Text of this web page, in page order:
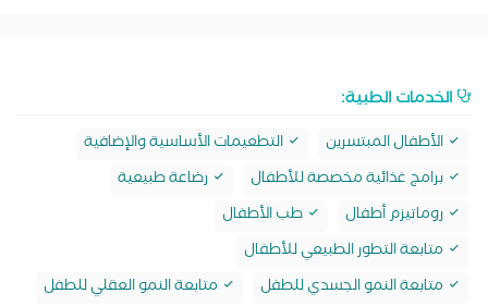
الخدمات الطبية:
الأطفال المبتسرين
التطعيمات الأساسية والإضافية
برامج غذائية مخصصة للأطفال
رضاعة طبيعية
روماتيزم أطفال
طب الأطفال
متابعة التطور الطبيعي للأطفال
متابعة النمو الجسدي للطفل
متابعة النمو العقلي للطفل